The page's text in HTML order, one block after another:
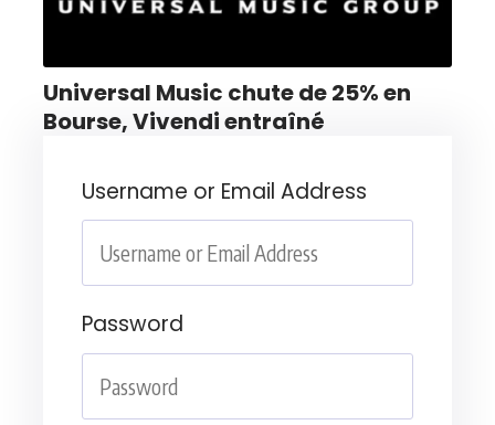
Universal Music chute de 25% en
Bourse, Vivendi entraîné
Username or Email Address
Password